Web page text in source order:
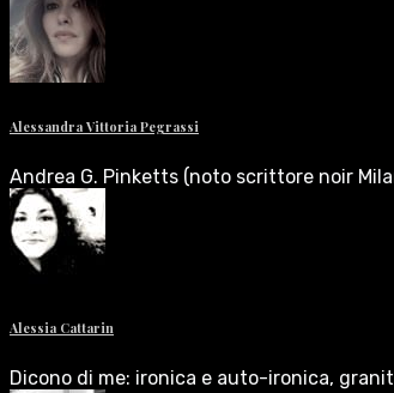
Alessandra Vittoria Pegrassi
Andrea G. Pinketts (noto scrittore noir
Alessia Cattarin
Dicono di me: ironica e auto-ironica,